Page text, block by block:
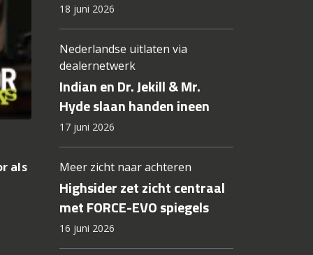
als
18 juni 2026
Nederlandse uitlaten via
dealernetwerk
Indian en Dr. Jekill & Mr.
Hyde slaan handen ineen
17 juni 2026
Meer zicht naar achteren
Highsider zet zicht centraal
met FORCE-EVO spiegels
16 juni 2026